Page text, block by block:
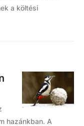
a költési
hazánkban. A